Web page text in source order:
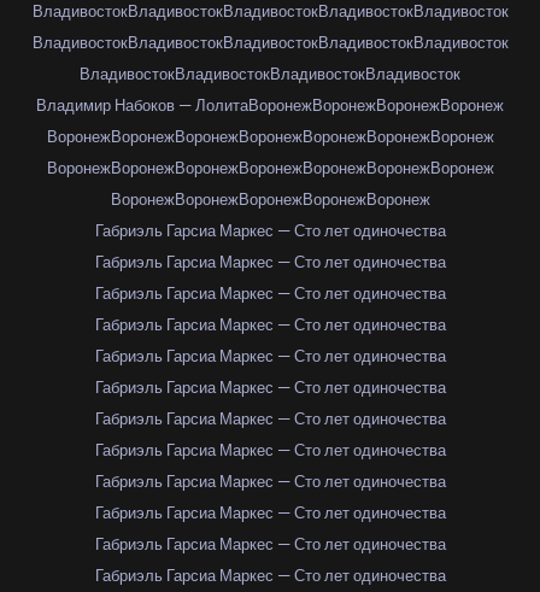
ВладивостокВладивостокВладивостокВладивостокВладивосток
ВладивостокВладивостокВладивостокВладивостокВладивосток
ВладивостокВладивостокВладивостокВладивосток
Владимир Набоков — ЛолитаВоронежВоронежВоронежВоронеж
ВоронежВоронежВоронежВоронежВоронежВоронежВоронеж
ВоронежВоронежВоронежВоронежВоронежВоронежВоронеж
ВоронежВоронежВоронежВоронежВоронеж
Габриэль Гарсиа Маркес — Сто лет одиночества
Габриэль Гарсиа Маркес — Сто лет одиночества
Габриэль Гарсиа Маркес — Сто лет одиночества
Габриэль Гарсиа Маркес — Сто лет одиночества
Габриэль Гарсиа Маркес — Сто лет одиночества
Габриэль Гарсиа Маркес — Сто лет одиночества
Габриэль Гарсиа Маркес — Сто лет одиночества
Габриэль Гарсиа Маркес — Сто лет одиночества
Габриэль Гарсиа Маркес — Сто лет одиночества
Габриэль Гарсиа Маркес — Сто лет одиночества
Габриэль Гарсиа Маркес — Сто лет одиночества
Габриэль Гарсиа Маркес — Сто лет одиночества